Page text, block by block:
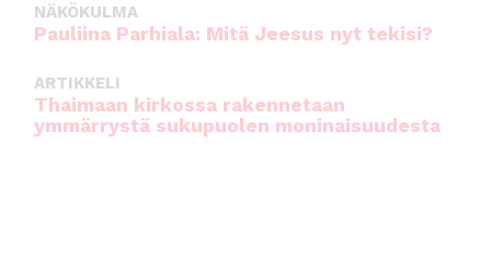
NÄKÖKULMA
Pauliina Parhiala: Mitä Jeesus nyt tekisi?
ARTIKKELI
Thaimaan kirkossa rakennetaan
ymmärrystä sukupuolen moninaisuudesta